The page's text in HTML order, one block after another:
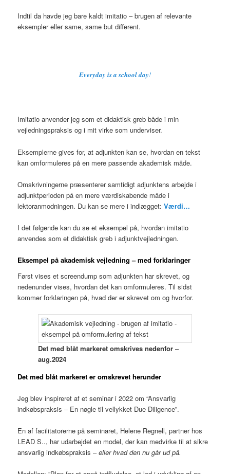
Indtil da havde jeg bare kaldt imitatio – brugen af relevante
eksempler eller same, same but different.
Everyday is a school day!
Imitatio anvender jeg som et didaktisk greb både i min
vejledningspraksis og i mit virke som underviser.
Eksemplerne gives for, at adjunkten kan se, hvordan en tekst
kan omformuleres på en mere passende akademisk måde.
Omskrivningerne præsenterer samtidigt adjunktens arbejde i
adjunktperioden på en mere værdiskabende måde i
lektoranmodningen. Du kan se mere i indlægget:Værdi…
I det følgende kan du se et eksempel på, hvordan imitatio
anvendes som et didaktisk greb i adjunktvejledningen.
Eksempel på akademisk vejledning – med forklaringer
Først vises et screendump som adjunkten har skrevet, og
nedenunder vises, hvordan det kan omformuleres. Til sidst
kommer forklaringen på, hvad der er skrevet om og hvorfor.
Det med blåt markeret omskrives nedenfor –
aug.2024
Det med blåt markeret er omskrevet herunder
Jeg blev inspireret af et seminar i 2022 om “Ansvarlig
indkøbspraksis – En nøgle til vellykket Due Diligence”.
En af facilitatorerne på seminaret, Helene Regnell, partner hos
LEAD S.., har udarbejdet en model, der kan medvirke til at sikre
ansvarlig indkøbspraksis –eller hvad den nu går ud på.